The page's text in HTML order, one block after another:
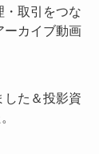
取引をつな
ーカイブ動画
した＆投影資